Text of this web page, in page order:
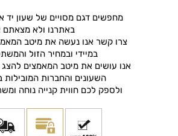
מחפשים דגם מסויים של שעון יד
באתרנו ולא מצאתם
צרו קשר אנו נעשה את מיטב
במיידי ובמחיר הזול
אנו עושים את מיטב המאמצים להצג
השעונים והחברות המובילות
ולספק לכם חווית קנייה נוחה